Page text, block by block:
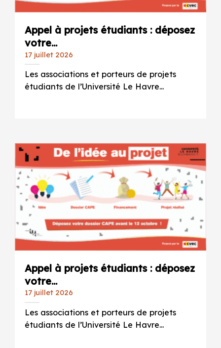
Appel à projets étudiants : déposez
votre...
17 juillet 2026
Les associations et porteurs de projets
étudiants de l’Université Le Havre...
Appel à projets étudiants : déposez
votre...
17 juillet 2026
Les associations et porteurs de projets
étudiants de l’Université Le Havre...